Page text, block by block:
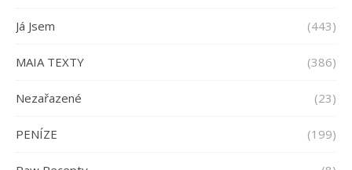
Já Jsem (443)
MAIA TEXTY (386)
Nezařazené (23)
PENÍZE (199)